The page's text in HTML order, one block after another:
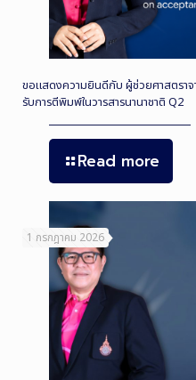
ขอแสดงความยินดีกับ ผู้ช่วยศาสตราจ
รับการตีพิมพ์ในวารสารนานาชาติ Q2
Read more
1 กรกฎาคม 2026